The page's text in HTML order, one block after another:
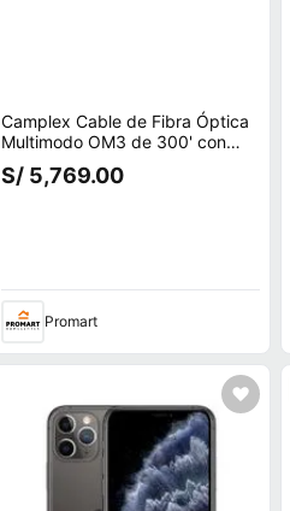
Camplex Cable de Fibra Óptica
Multimodo OM3 de 300' con
Conectores SC
S/ 5,769.00
Promart